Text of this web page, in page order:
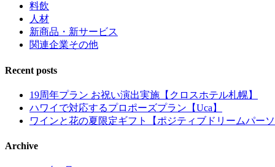
料飲
人材
新商品・新サービス
関連企業その他
Recent posts
19周年プラン お祝い演出実施【クロスホテル札幌】
ハワイで対応するプロポーズプラン【Uca】
ワインと花の夏限定ギフト【ポジティブドリームパー
Archive